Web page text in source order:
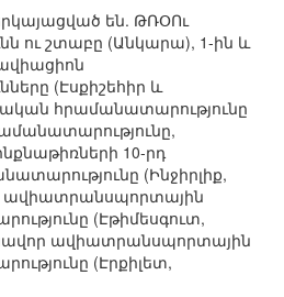
են. ԹՌՕՈւ
ու շտաբը (Անկարա), 1-ին և
(Էսքիշեհիր և
հրամանատարությունը
10-րդ
(Ինջիրլիք,
ավիատրանսպորտային
(Էթիմեսգուտ,
ավիատրանսպորտային
(Էրքիլետ,